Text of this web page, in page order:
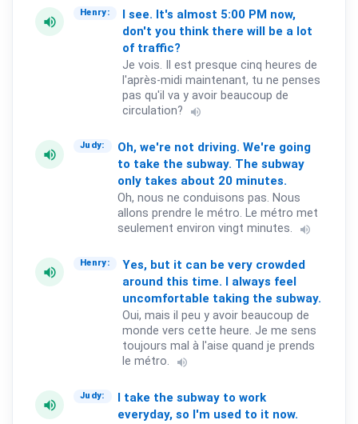
volume_up
Henry: I see. It's almost 5:00 PM now,
don't you think there will be a lot
of traffic?
Je vois. Il est presque cinq heures de
l'après-midi maintenant, tu ne penses
pas qu'il va y avoir beaucoup de
circulation?
volume_up
volume_up
Judy: Oh, we're not driving. We're going
to take the subway. The subway
only takes about 20 minutes.
Oh, nous ne conduisons pas. Nous
allons prendre le métro. Le métro met
seulement environ vingt minutes.
volume_up
volume_up
Henry: Yes, but it can be very crowded
around this time. I always feel
uncomfortable taking the subway.
Oui, mais il peu y avoir beaucoup de
monde vers cette heure. Je me sens
toujours mal à l'aise quand je prends
le métro.
volume_up
volume_up
Judy: I take the subway to work
everyday, so I'm used to it now.